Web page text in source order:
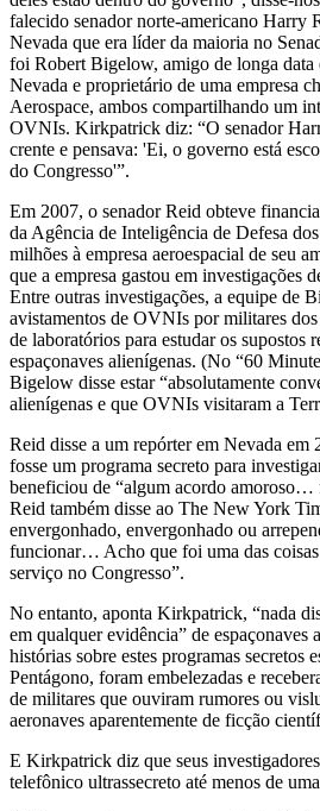
falecido senador norte-americano Harry
Nevada que era líder da maioria no
foi Robert Bigelow, amigo de longa
Nevada e proprietário de uma empresa
Aerospace, ambos compartilhando um
OVNIs. Kirkpatrick diz: “O senador
crente e pensava: 'Ei, o governo está
do Congresso'”.
Em 2007, o senador Reid obteve
da Agência de Inteligência de Defesa
milhões à empresa aeroespacial de seu
que a empresa gastou em investigações
Entre outras investigações, a equipe de
avistamentos de OVNIs por militares
de laboratórios para estudar os supostos
espaçonaves alienígenas. (No “60
Bigelow disse estar “absolutamente
alienígenas e que OVNIs visitaram a
Reid disse a um repórter em Nevada em
fosse um programa secreto para
beneficiou de “algum acordo amoroso…
Reid também disse ao The New York
envergonhado, envergonhado ou
funcionar… Acho que foi uma das
serviço no Congresso”.
No entanto, aponta Kirkpatrick, “nada
em qualquer evidência” de espaçonaves
histórias sobre estes programas secretos
Pentágono, foram embelezadas e
de militares que ouviram rumores ou
aeronaves aparentemente de ficção
E Kirkpatrick diz que seus
telefônico ultrassecreto até menos de